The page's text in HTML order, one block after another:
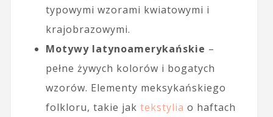
typowymi wzorami kwiatowymi i
krajobrazowymi.
Motywy latynoamerykańskie –
pełne żywych kolorów i bogatych
wzorów. Elementy meksykańskiego
folkloru, takie jak tekstylia o haftach